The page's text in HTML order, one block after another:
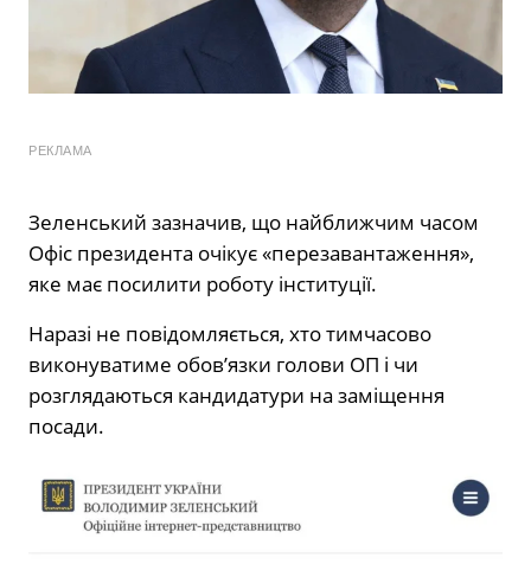
РЕКЛАМА
Зеленський зазначив, що найближчим часом
Офіс президента очікує «перезавантаження»,
яке має посилити роботу інституції.
Наразі не повідомляється, хто тимчасово
виконуватиме обов’язки голови ОП і чи
розглядаються кандидатури на заміщення
посади.